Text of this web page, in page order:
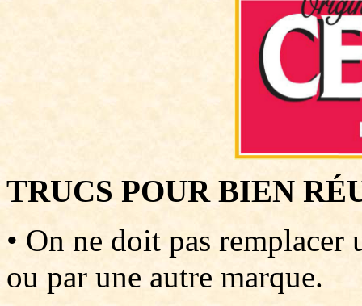
TRUCS POUR BIEN
• On ne doit pas
ou par une autre marque.